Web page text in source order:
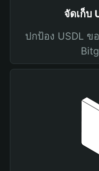
จัดเก็บ
ปกป้อง USDL ข